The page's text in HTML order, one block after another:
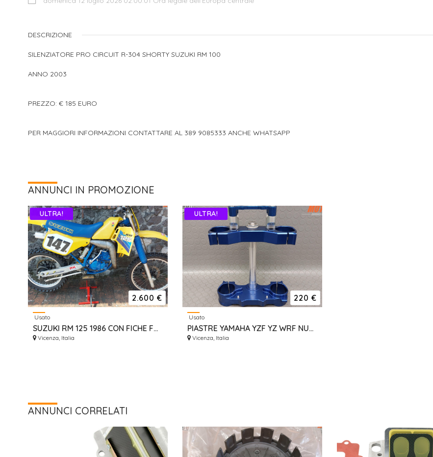
DESCRIZIONE
SILENZIATORE PRO CIRCUIT R-304 SHORTY SUZUKI RM 100
ANNO 2003
PREZZO: € 185 EURO
PER MAGGIORI INFORMAZIONI CONTATTARE AL 389 9085333 ANCHE WHATSAPP
ANNUNCI IN PROMOZIONE
2.600 €
ULTRA!
Usato
SUZUKI RM 125 1986 CON FICHE FMI DA VETRINA
Vicenza, Italia
220 €
ULTRA!
Usato
PIASTRE YAMAHA YZF YZ WRF NUOVE ERGAL GECO RISER
Vicenza, Italia
ANNUNCI CORRELATI